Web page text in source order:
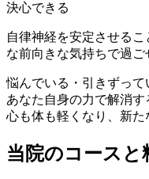
決心できる
自律神経を安定させる
な前向きな気持ちで過ご
悩んでいる・引きずって
あなた自身の力で解消す
心も体も軽くなり、新た
当院のコースと